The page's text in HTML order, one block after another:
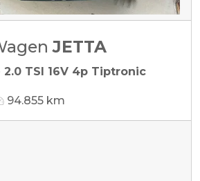
JETTA
2.0 TSI 16V 4p Tiptronic
94.855 km